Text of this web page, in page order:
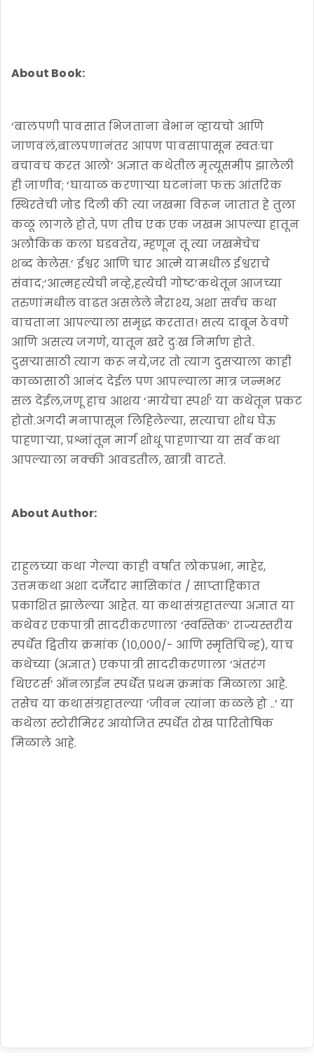
About Book:
‘बालपणी पावसात भिजताना बेभान व्हायचो आणि
जाणवलं,बालपणानंतर आपण पावसापासून स्वतःचा
बचावच करत आलो’ अज्ञात कथेतील मृत्यूसमीप झालेली
ही जाणीव; ‘घायाळ करणाऱ्या घटनांना फक्त आंतरिक
स्थिरतेची जोड दिली की त्या जखमा विरून जातात हे तुला
कळू लागले होते, पण तीच एक एक जखम आपल्या हातून
अलौकिक कला घडवतेय, म्हणून तू त्या जखमेचेच
शब्द केलेस.’ ईश्वर आणि चार आत्मे यामधील ईश्वराचे
संवाद;‘आत्महत्येची नव्हे,हत्येची गोष्ट’कथेतून आजच्या
तरुणांमधील वाढत असलेले नैराश्य, अशा सर्वच कथा
वाचताना आपल्याला समृद्ध करतात! सत्य दाबून ठेवणे
आणि असत्य जगणे, यातून खरे दुःख निर्माण होते.
दुसऱ्यासाठी त्याग करू नये,जर तो त्याग दुसऱ्याला काही
काळासाठी आनंद देईल पण आपल्याला मात्र जन्मभर
सल देईल,जणू हाच आशय ‘मायेचा स्पर्श’ या कथेतून प्रकट
होतो.अगदी मनापासून लिहिलेल्या, सत्याचा शोध घेऊ
पाहणाऱ्या, प्रश्नांतून मार्ग शोधू पाहणाऱ्या या सर्व कथा
आपल्याला नक्की आवडतील, खात्री वाटते.
About Author:
राहुलच्या कथा गेल्या काही वर्षात लोकप्रभा, माहेर,
उत्तमकथा अशा दर्जेदार मासिकांत / साप्ताहिकात
प्रकाशित झालेल्या आहेत. या कथासंग्रहातल्या अज्ञात या
कथेवर एकपात्री सादरीकरणाला ‘स्वस्तिक’ राज्यस्तरीय
स्पर्धेत द्वितीय क्रमांक (१०,०००/- आणि स्मृतिचिन्ह), याच
कथेच्या (अज्ञात) एकपात्री सादरीकरणाला ‘अंतरंग
थिएटर्स’ ऑनलाईन स्पर्धेत प्रथम क्रमांक मिळाला आहे.
तसेच या कथासंग्रहातल्या ‘जीवन त्यांना कळले हो ..’ या
कथेला स्टोरीमिरर आयोजित स्पर्धेत रोख पारितोषिक
मिळाले आहे.